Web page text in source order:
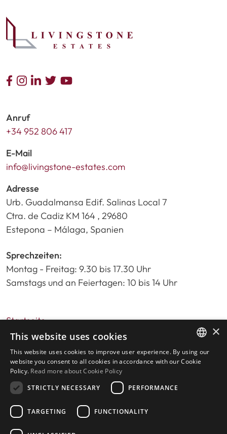
Anruf
+34 952 806 417
E-Mail
info@livingstone-estates.com
Adresse
Urb. Guadalmansa Edif. Salinas Local 7
Ctra. de Cadiz KM 164 , 29680
Estepona – Málaga, Spanien
Sprechzeiten:
Montag - Freitag: 9.30 bis 17.30 Uhr
Samstags und an Feiertagen: 10 bis 14 Uhr
Startseite
Immobiliensuche
Bitte bewerten Sie uns
Datenschutzrichtlinie
Cookies-Richtlinie
© 2026
ENGLISH
×
This website uses cookies
This website uses cookies to improve user experience. By using our
website you consent to all cookies in accordance with our Cookie
Policy. Read more about Cookie Policy
STRICTLY NECESSARY
PERFORMANCE
TARGETING FUNCTIONALITY